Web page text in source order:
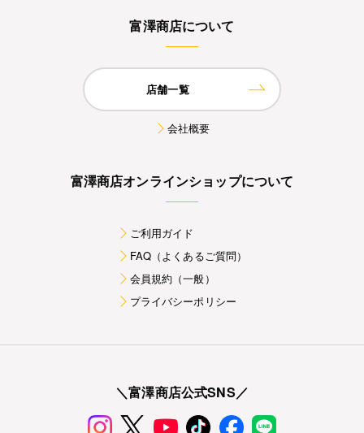
富澤商店について
店舗一覧
会社概要
富澤商店オンラインショップについて
ご利用ガイド
FAQ（よくあるご質問）
会員規約（一般）
プライバシーポリシー
＼富澤商店公式SNS／